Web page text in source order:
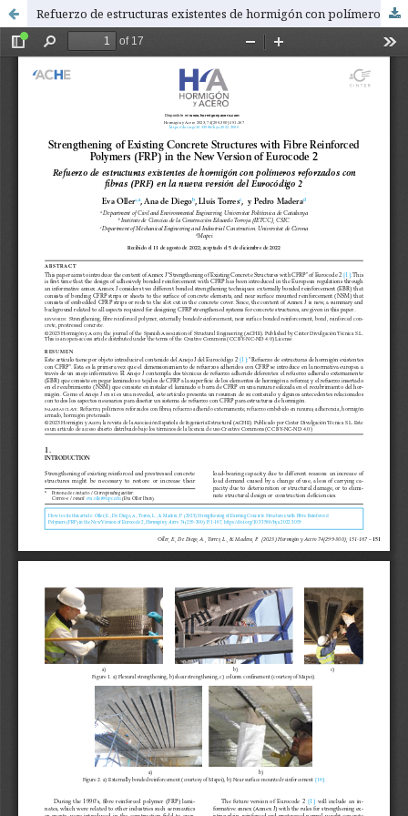
Refuerzo de estructuras existentes de hormigón con polímeros reforzados con fibras (PRF) en la nueva versión del Eurocódigo 2